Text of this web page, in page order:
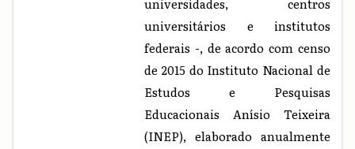
universidades, centros
universitários e institutos
federais -, de acordo com censo
de 2015 do Instituto Nacional de
Estudos e Pesquisas
Educacionais Anísio Teixeira
(INEP), elaborado anualmente